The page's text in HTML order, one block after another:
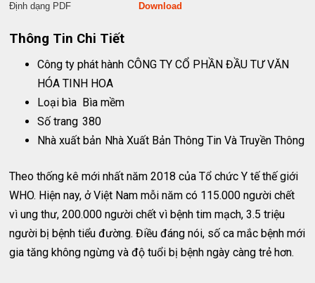
Định dạng PDF Download
Thông Tin Chi Tiết
Công ty phát hành CÔNG TY CỔ PHẦN ĐẦU TƯ VĂN
HÓA TINH HOA
Loại bìa Bìa mềm
Số trang 380
Nhà xuất bản Nhà Xuất Bản Thông Tin Và Truyền Thông
Theo thống kê mới nhất năm 2018 của Tổ chức Y tế thế giới
WHO. Hiện nay, ở Việt Nam mỗi năm có 115.000 người chết
vì ung thư, 200.000 người chết vì bệnh tim mạch, 3.5 triệu
người bị bệnh tiểu đường. Điều đáng nói, số ca mắc bệnh mới
gia tăng không ngừng và độ tuổi bị bệnh ngày càng trẻ hơn.